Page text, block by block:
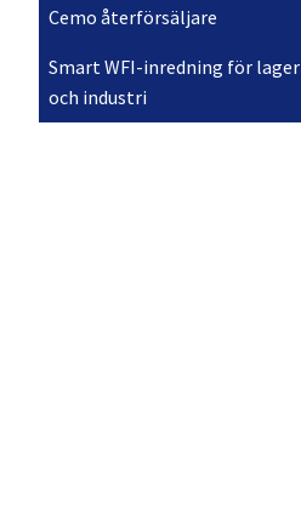
Cemo återförsäljare
Smart WFI-inredning för lager
och industri